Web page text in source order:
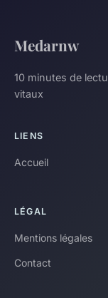
Medarnw
10 minutes de
vitaux
LIENS
Accueil
LÉGAL
Mentions légales
Contact